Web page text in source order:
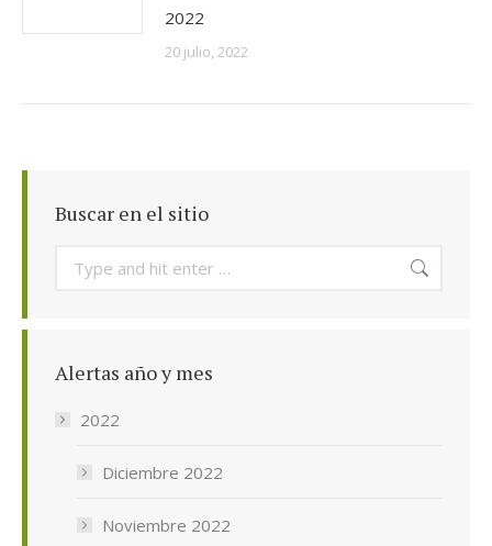
2022
20 julio, 2022
Buscar en el sitio
Search:
Alertas año y mes
2022
Diciembre 2022
Noviembre 2022